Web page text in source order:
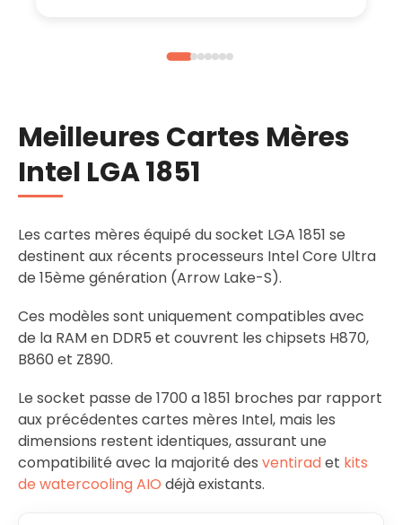
Meilleures Cartes Mères
Intel LGA 1851
Les cartes mères équipé du socket LGA 1851 se
destinent aux récents processeurs Intel Core Ultra
de 15ème génération (Arrow Lake-S).
Ces modèles sont uniquement compatibles avec
de la RAM en DDR5 et couvrent les chipsets H870,
B860 et Z890.
Le socket passe de 1700 a 1851 broches par rapport
aux précédentes cartes mères Intel, mais les
dimensions restent identiques, assurant une
compatibilité avec la majorité des ventiradet kits
de watercooling AIO déjà existants.